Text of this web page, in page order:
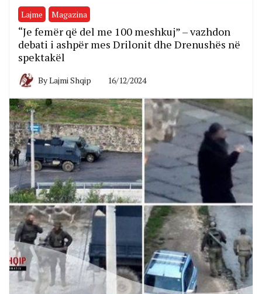
Lajme Magazina
“Je femër që del me 100 meshkuj” – vazhdon
debati i ashpër mes Drilonit dhe Drenushës në
spektakël
ByLajmi Shqip 16/12/2024